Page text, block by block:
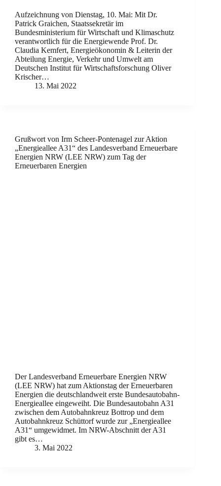
Aufzeichnung von Dienstag, 10. Mai: Mit Dr.
Patrick Graichen, Staatssekretär im
Bundesministerium für Wirtschaft und Klimaschutz
verantwortlich für die Energiewende Prof. Dr.
Claudia Kemfert, Energieökonomin & Leiterin der
Abteilung Energie, Verkehr und Umwelt am
Deutschen Institut für Wirtschaftsforschung Oliver
Krischer…
13. Mai 2022
Grußwort von Irm Scheer-Pontenagel zur Aktion
„Energieallee A31“ des Landesverband Erneuerbare
Energien NRW (LEE NRW) zum Tag der
Erneuerbaren Energien
Der Landesverband Erneuerbare Energien NRW
(LEE NRW) hat zum Aktionstag der Erneuerbaren
Energien die deutschlandweit erste Bundesautobahn-
Energieallee eingeweiht. Die Bundesautobahn A31
zwischen dem Autobahnkreuz Bottrop und dem
Autobahnkreuz Schüttorf wurde zur „Energieallee
A31“ umgewidmet. Im NRW-Abschnitt der A31
gibt es…
3. Mai 2022